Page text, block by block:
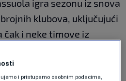
igra sezonu iz snova
klubova, uključujući
čak i neke timove iz
izbor je jasan – Inter.
i pristupamo osobnim podacima,